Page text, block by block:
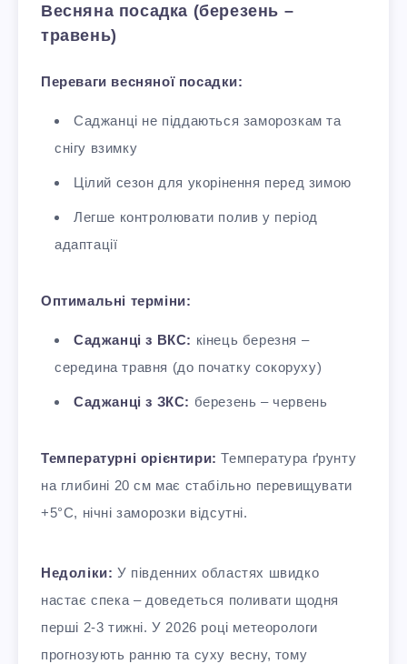
Весняна посадка (березень –
травень)
Переваги весняної посадки:
Саджанці не піддаються заморозкам та
снігу взимку
Цілий сезон для укорінення перед зимою
Легше контролювати полив у період
адаптації
Оптимальні терміни:
Саджанці з ВКС: кінець березня –
середина травня (до початку сокоруху)
Саджанці з ЗКС: березень – червень
Температурні орієнтири: Температура ґрунту
на глибині 20 см має стабільно перевищувати
+5°C, нічні заморозки відсутні.
Недоліки: У південних областях швидко
настає спека – доведеться поливати щодня
перші 2-3 тижні. У 2026 році метеорологи
прогнозують ранню та суху весну, тому